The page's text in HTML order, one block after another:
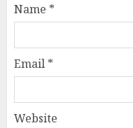
Name *
Email *
Website